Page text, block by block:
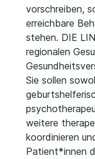
vorschreiben,
erreichbare
stehen. DIE
regionalen
Sie sollen
weitere
koordinieren
Patient*innen